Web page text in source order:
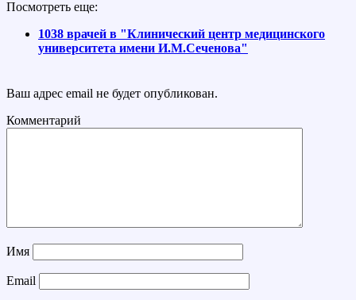
Посмотреть еще:
1038 врачей в "Клинический центр медицинского
университета имени И.М.Сеченова"
Ваш адрес email не будет опубликован.
Комментарий
Имя
Email